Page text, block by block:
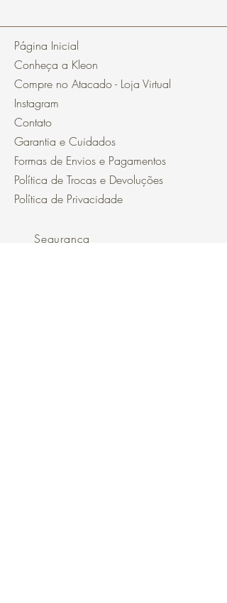
Página Inicial
Conheça a Kleon
Compre no Atacado - Loja Virtual
Instagram
Contato
Garantia e Cuidados
Formas de Envios e Pagamentos
Política de Trocas e Devoluções
Política de Privacidade
Segurança